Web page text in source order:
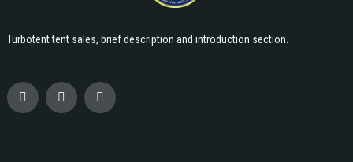
Turbotent tent sales, brief description and introduction section.